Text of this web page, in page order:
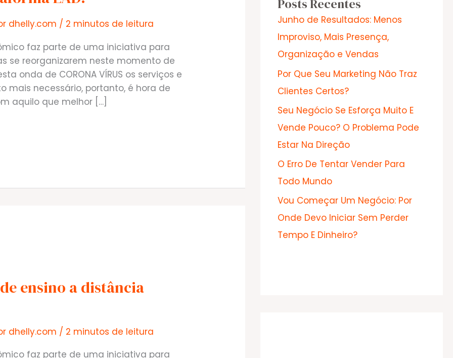
dhelly.com / 2 minutos de leitura
faz parte de uma iniciativa para
se reorganizarem neste momento de
onda de CORONA VÍRUS os serviços e
mais necessário, portanto, é hora de
aquilo que melhor […]
ensino a distância
dhelly.com / 2 minutos de leitura
faz parte de uma iniciativa para
Posts Recentes
Junho de Resultados: Menos
Improviso, Mais Presença,
Organização e Vendas
Por Que Seu Marketing Não Traz
Clientes Certos?
Seu Negócio Se Esforça Muito E
Vende Pouco? O Problema Pode
Estar Na Direção
O Erro De Tentar Vender Para
Todo Mundo
Vou Começar Um Negócio: Por
Onde Devo Iniciar Sem Perder
Tempo E Dinheiro?